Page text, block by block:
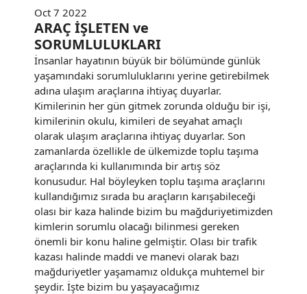
Oct 7 2022
ARAÇ İŞLETEN ve
SORUMLULUKLARI
İnsanlar hayatının büyük bir bölümünde günlük
yaşamındaki sorumluluklarını yerine getirebilmek
adına ulaşım araçlarına ihtiyaç duyarlar.
Kimilerinin her gün gitmek zorunda olduğu bir işi,
kimilerinin okulu, kimileri de seyahat amaçlı
olarak ulaşım araçlarına ihtiyaç duyarlar. Son
zamanlarda özellikle de ülkemizde toplu taşıma
araçlarında ki kullanımında bir artış söz
konusudur. Hal böyleyken toplu taşıma araçlarını
kullandığımız sırada bu araçların karışabileceği
olası bir kaza halinde bizim bu mağduriyetimizden
kimlerin sorumlu olacağı bilinmesi gereken
önemli bir konu haline gelmiştir. Olası bir trafik
kazası halinde maddi ve manevi olarak bazı
mağduriyetler yaşamamız oldukça muhtemel bir
şeydir. İşte bizim bu yaşayacağımız